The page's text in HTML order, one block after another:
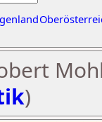
)